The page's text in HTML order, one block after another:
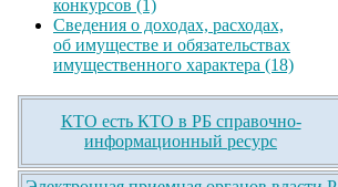
конкурсов (1)
Сведения о доходах, расходах,
об имуществе и обязательствах
имущественного характера (18)
КТО есть КТО в РБ справочно-
информационный ресурс